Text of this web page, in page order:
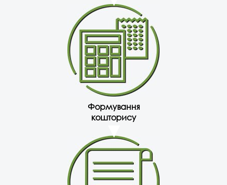
Формування
кошторису